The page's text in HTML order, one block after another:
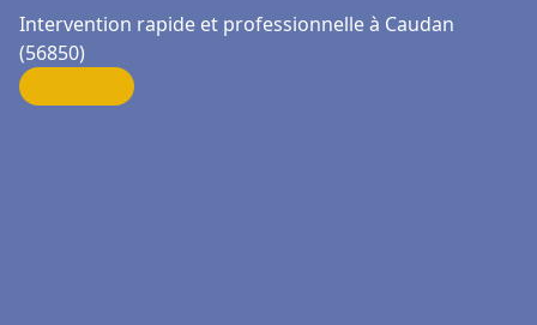
Intervention rapide et professionnelle à Caudan
(56850)